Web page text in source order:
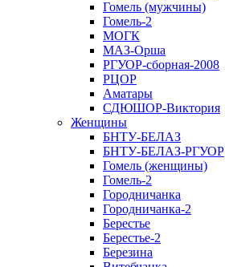
Гомель (мужчины)
Гомель-2
МОГК
МАЗ-Орша
РГУОР-сборная-2008
РЦОР
Аматары
СДЮШОР-Виктория
Женщины
БНТУ-БЕЛАЗ
БНТУ-БЕЛАЗ-РГУОР
Гомель (женщины)
Гомель-2
Городничанка
Городничанка-2
Берестье
Берестье-2
Березина